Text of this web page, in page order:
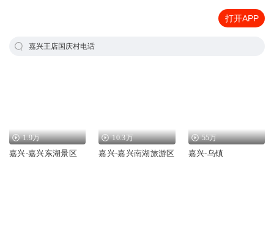
打开APP
嘉兴王店国庆村电话
1.9万
嘉兴-嘉兴东湖景区
10.3万
嘉兴-嘉兴南湖旅游区
55万
嘉兴-乌镇